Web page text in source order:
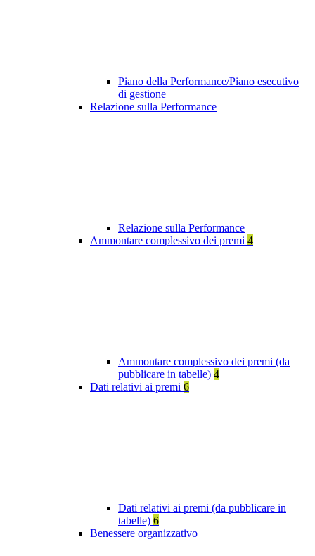
Piano della Performance/Piano esecutivo
di gestione
Relazione sulla Performance
Relazione sulla Performance
Ammontare complessivo dei premi 4
Ammontare complessivo dei premi (da
pubblicare in tabelle) 4
Dati relativi ai premi 6
Dati relativi ai premi (da pubblicare in
tabelle) 6
Benessere organizzativo